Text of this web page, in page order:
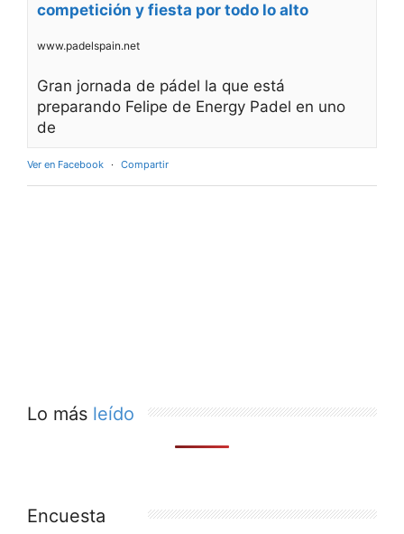
competición y fiesta por todo lo alto
www.padelspain.net
Gran jornada de pádel la que está
preparando Felipe de Energy Padel en uno
de
Ver en Facebook · Compartir
Lo más leído
Encuesta